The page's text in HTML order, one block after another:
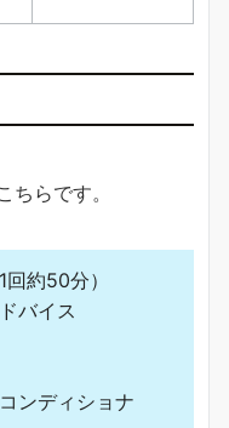
ちらです。
約50分）
バイス
ンディショナ